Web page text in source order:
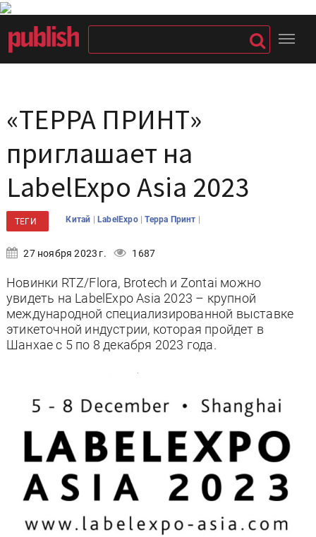
«ТЕРРА ПРИНТ»
приглашает на
LabelExpo Asia 2023
ТЕГИ Китай | LabelExpo |Терра Принт |
27 ноября 2023 г. 1687
Новинки RTZ/Flora, Brotech и Zontai можно
увидеть на LabelExpo Asia 2023 – крупной
международной специализированной выставке
этикеточной индустрии, которая пройдет в
Шанхае с 5 по 8 декабря 2023 года.